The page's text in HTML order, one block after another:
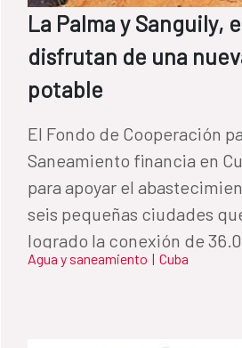
La Palma y Sanguily,
disfrutan de una
potable
El Fondo de Cooperación
Saneamiento financia en
para apoyar el
seis pequeñas ciudades
logrado la conexión de
Agua y saneamiento | Cuba